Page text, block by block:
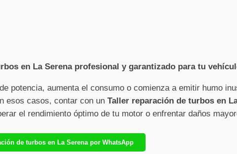
en La Serena profesional y garantizado para tu
potencia, aumenta el consumo o comienza a emitir humo
esos casos, contar con un Taller reparación de turbos en
el rendimiento óptimo de tu motor o enfrentar daños
de turbos en La Serena por WhatsApp